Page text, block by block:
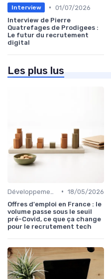
Interview • 01/07/2026
Interview de Pierre
Quatrefages de Prodigees :
Le futur du recrutement
digital
Les plus lus
• 18/05/2026
Offres d'emploi en France : le
volume passe sous le seuil
pré-Covid, ce que ça change
pour le recrutement tech